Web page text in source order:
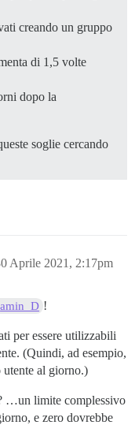
creando un gruppo
di 1,5 volte
dopo la
soglie cercando
Aprile 2021, 2:17pm
!
per essere utilizzabili
(Quindi, ad esempio,
al giorno.)
…un limite complessivo
e zero dovrebbe